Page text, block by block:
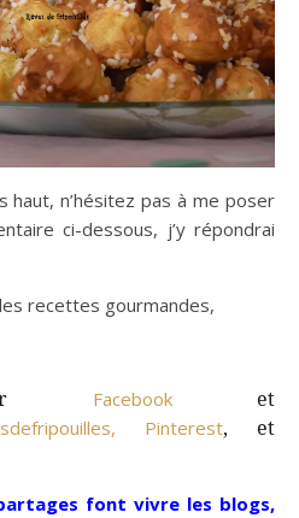
haut, n’hésitez pas à me poser
ci-dessous, j’y répondrai
recettes gourmandes,
sur Facebooket
Pinterest, et
font vivre les blogs,